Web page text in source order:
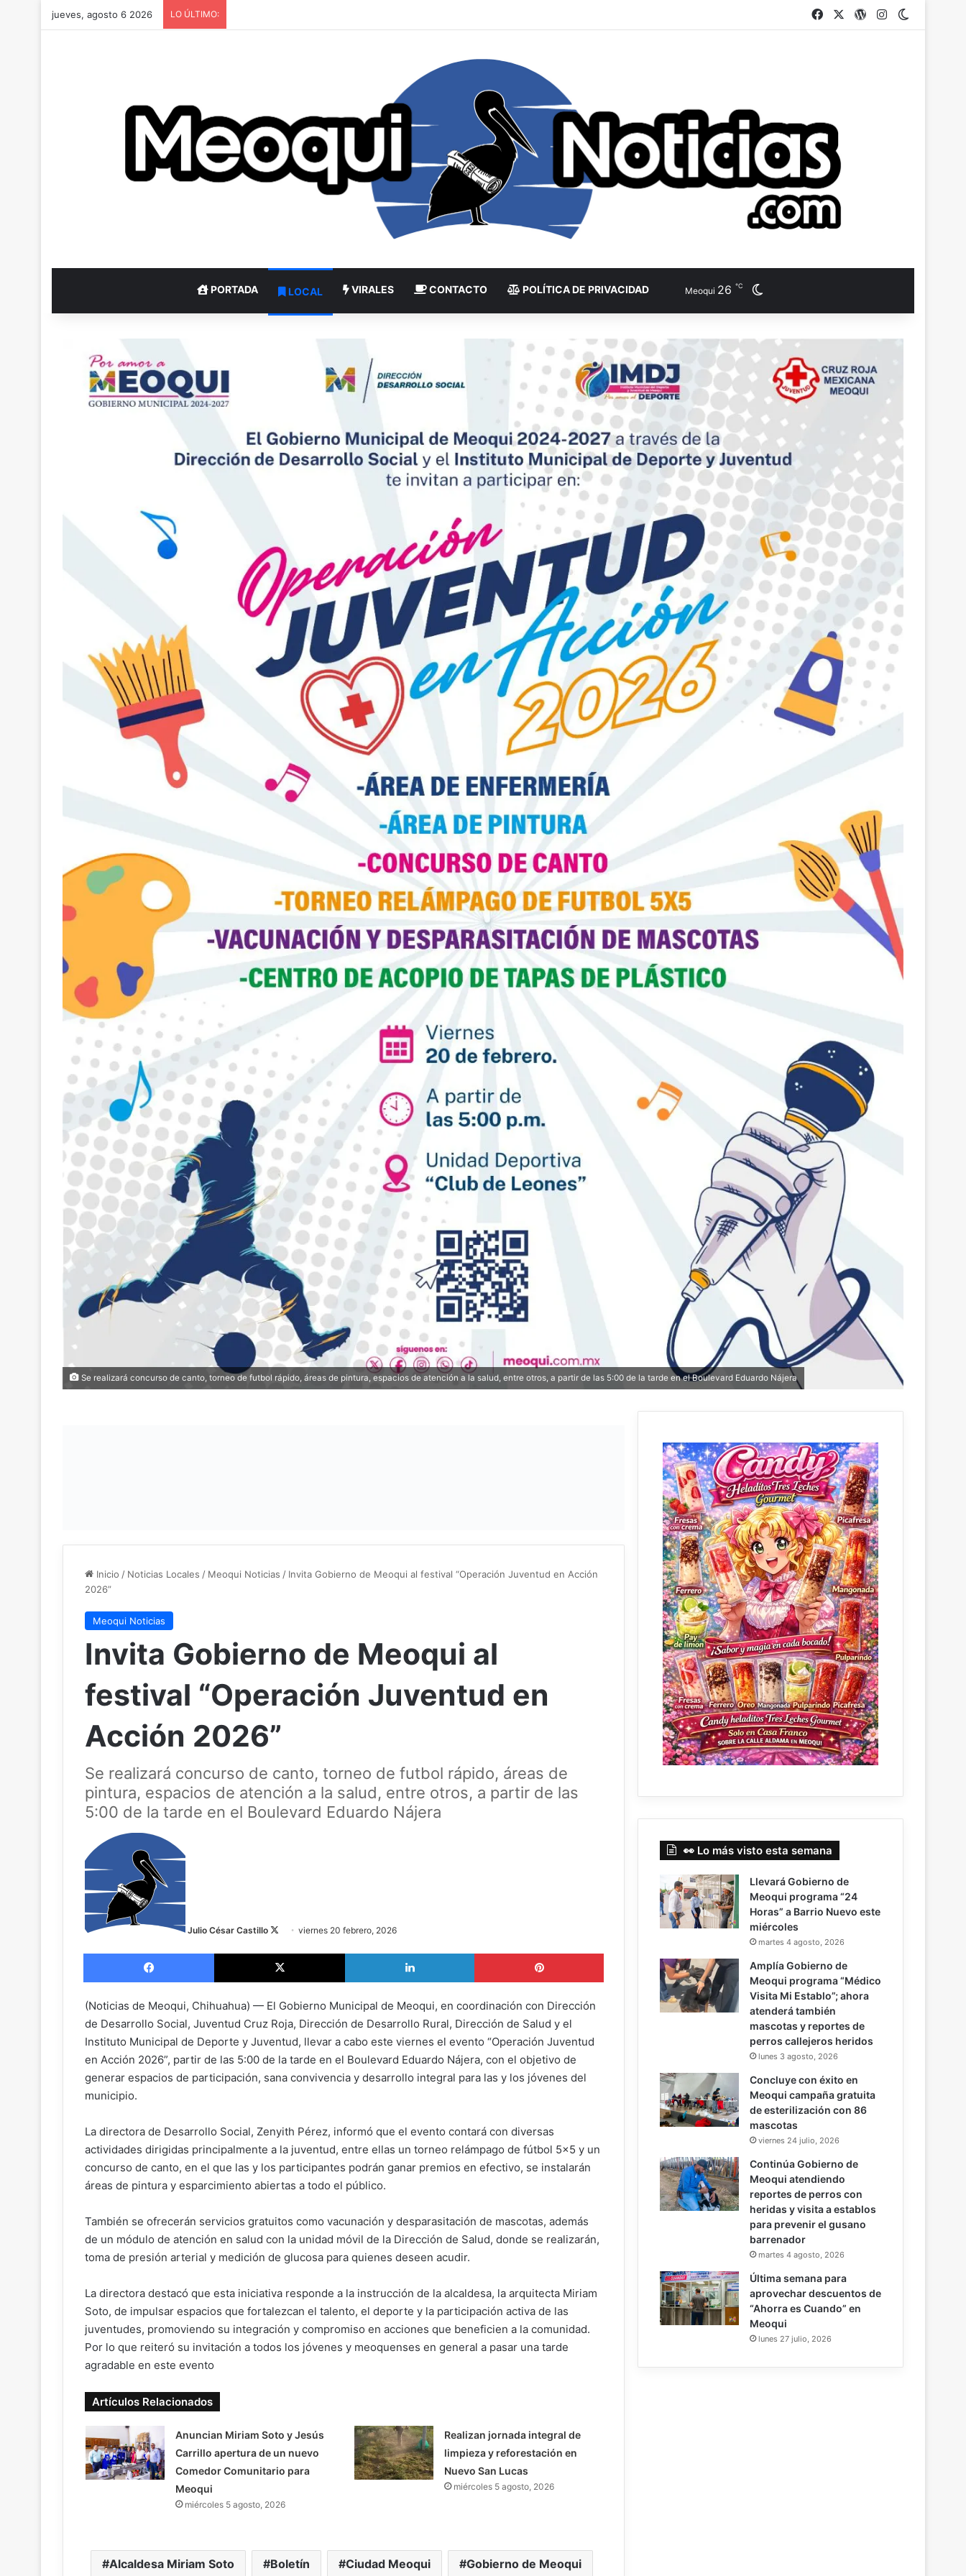
jueves, agosto 6 2026 LO ÚLTIMO: Facebook WordPress
Instagram
PORTADA LOCAL VIRALES CONTACTO POLÍTICA DE PRIVACIDAD Meoqui 26 ℃
Se realizará concurso de canto, torneo de futbol rápido, áreas de pintura, espacios de atención a la salud, entre otros, a partir de las 5:00 de la tarde en el Boulevard Eduardo Nájera
Inicio / Noticias Locales / Meoqui Noticias / Invita Gobierno de Meoqui al festival “Operación Juventud en Acción
2026”
Meoqui Noticias
Invita Gobierno de Meoqui al
festival “Operación Juventud en
Acción 2026”
Se realizará concurso de canto, torneo de futbol rápido, áreas de
pintura, espacios de atención a la salud, entre otros, a partir de las
5:00 de la tarde en el Boulevard Eduardo Nájera
Julio César Castillo
n
viernes 20 febrero, 2026
Facebook X LinkedIn
(Noticias de Meoqui, Chihuahua) — El Gobierno Municipal de Meoqui, en coordinación con Dirección
de Desarrollo Social, Juventud Cruz Roja, Dirección de Desarrollo Rural, Dirección de Salud y el
Instituto Municipal de Deporte y Juventud, llevar a cabo este viernes el evento “Operación Juventud
en Acción 2026”, partir de las 5:00 de la tarde en el Boulevard Eduardo Nájera, con el objetivo de
generar espacios de participación, sana convivencia y desarrollo integral para las y los jóvenes del
municipio.
La directora de Desarrollo Social, Zenyith Pérez, informó que el evento contará con diversas
actividades dirigidas principalmente a la juventud, entre ellas un torneo relámpago de fútbol 5×5 y un
concurso de canto, en el que las y los participantes podrán ganar premios en efectivo, se instalarán
áreas de pintura y esparcimiento abiertas a todo el público.
También se ofrecerán servicios gratuitos como vacunación y desparasitación de mascotas, además
de un módulo de atención en salud con la unidad móvil de la Dirección de Salud, donde se realizarán,
toma de presión arterial y medición de glucosa para quienes deseen acudir.
La directora destacó que esta iniciativa responde a la instrucción de la alcaldesa, la arquitecta Miriam
Soto, de impulsar espacios que fortalezcan el talento, el deporte y la participación activa de las
juventudes, promoviendo su integración y compromiso en acciones que beneficien a la comunidad.
Por lo que reiteró su invitación a todos los jóvenes y meoquenses en general a pasar una tarde
agradable en este evento
Artículos Relacionados
Anuncian Miriam Soto y Jesús
Carrillo apertura de un nuevo
Comedor Comunitario para
Meoqui
miércoles 5 agosto, 2026
Realizan jornada integral de
limpieza y reforestación en
Nuevo San Lucas
miércoles 5 agosto, 2026
Alcaldesa Miriam Soto Boletín Ciudad Meoqui Gobierno de Meoqui
👀 Lo más visto esta semana
Llevará Gobierno de
Meoqui programa “24
Horas” a Barrio Nuevo este
miércoles
martes 4 agosto, 2026
Amplía Gobierno de
Meoqui programa “Médico
Visita Mi Establo”; ahora
atenderá también
mascotas y reportes de
perros callejeros heridos
lunes 3 agosto, 2026
Concluye con éxito en
Meoqui campaña gratuita
de esterilización con 86
mascotas
viernes 24 julio, 2026
Continúa Gobierno de
Meoqui atendiendo
reportes de perros con
heridas y visita a establos
para prevenir el gusano
barrenador
martes 4 agosto, 2026
Última semana para
aprovechar descuentos de
“Ahorra es Cuando” en
Meoqui
lunes 27 julio, 2026